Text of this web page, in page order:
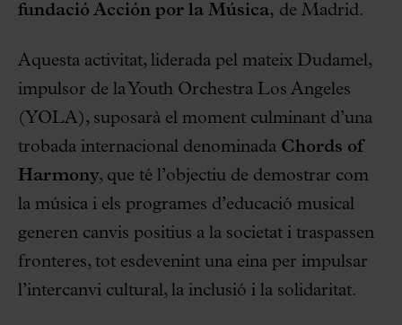
fundació Acción por la Música, de Madrid.
Aquesta activitat, liderada pel mateix Dudamel,
impulsor de la Youth Orchestra Los Angeles
(YOLA), suposarà el moment culminant d’una
trobada internacional denominada Chords of
Harmony, que té l’objectiu de demostrar com
la música i els programes d’educació musical
generen canvis positius a la societat i traspassen
fronteres, tot esdevenint una eina per impulsar
l’intercanvi cultural, la inclusió i la solidaritat.